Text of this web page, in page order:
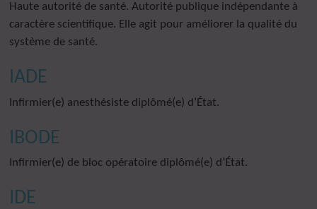
Haute autorité de santé. Autorité publique indépendante à
caractère scientifique. Elle agit pour améliorer la qualité du
système de santé.
IADE
Infirmier(e) anesthésiste diplômé(e) d’État.
IBODE
Infirmier(e) de bloc opératoire diplômé(e) d’État.
IDE